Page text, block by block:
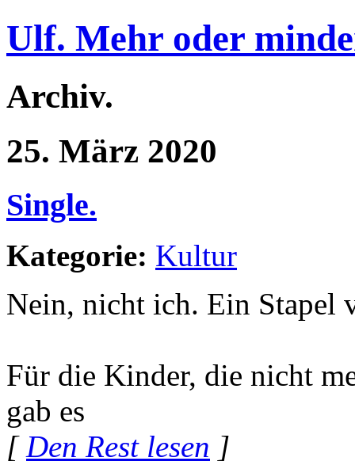
Ulf. Mehr oder
Archiv.
25. März 2020
Single.
Kategorie: Kultur
Nein, nicht ich. Ein Stapel
Für die Kinder, die nicht
gab es
[Den Rest lesen ]